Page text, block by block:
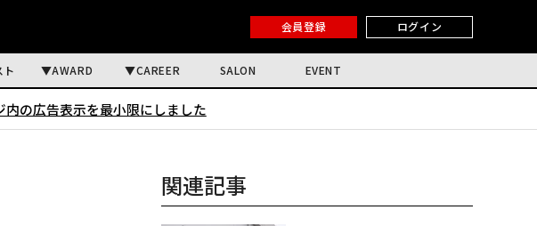
会員登録 ログイン
ト AWARD CAREER SALON EVENT
内の広告表示を最小限にしました
関連記事